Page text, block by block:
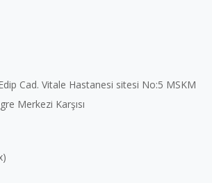
Cad. Vitale Hastanesi sitesi No:5 MSKM
Merkezi Karşısı